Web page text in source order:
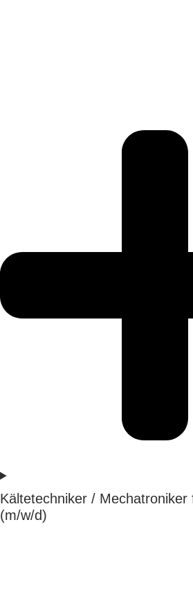
Kältetechniker / Mechatroniker
(m/w/d)